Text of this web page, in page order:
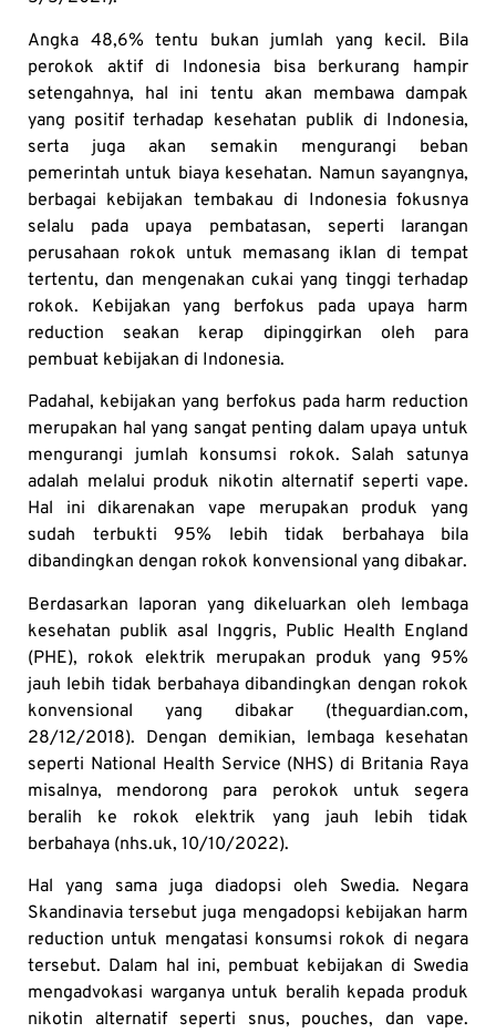
Angka 48,6% tentu bukan jumlah yang kecil. Bila
perokok aktif di Indonesia bisa berkurang hampir
setengahnya, hal ini tentu akan membawa dampak
yang positif terhadap kesehatan publik di Indonesia,
serta juga akan semakin mengurangi beban
pemerintah untuk biaya kesehatan. Namun sayangnya,
berbagai kebijakan tembakau di Indonesia fokusnya
selalu pada upaya pembatasan, seperti larangan
perusahaan rokok untuk memasang iklan di tempat
tertentu, dan mengenakan cukai yang tinggi terhadap
rokok. Kebijakan yang berfokus pada upaya harm
reduction seakan kerap dipinggirkan oleh para
pembuat kebijakan di Indonesia.
Padahal, kebijakan yang berfokus pada harm reduction
merupakan hal yang sangat penting dalam upaya untuk
mengurangi jumlah konsumsi rokok. Salah satunya
adalah melalui produk nikotin alternatif seperti vape.
Hal ini dikarenakan vape merupakan produk yang
sudah terbukti 95% lebih tidak berbahaya bila
dibandingkan dengan rokok konvensional yang dibakar.
Berdasarkan laporan yang dikeluarkan oleh lembaga
kesehatan publik asal Inggris, Public Health England
(PHE), rokok elektrik merupakan produk yang 95%
jauh lebih tidak berbahaya dibandingkan dengan rokok
konvensional yang dibakar (theguardian.com,
28/12/2018). Dengan demikian, lembaga kesehatan
seperti National Health Service (NHS) di Britania Raya
misalnya, mendorong para perokok untuk segera
beralih ke rokok elektrik yang jauh lebih tidak
berbahaya (nhs.uk, 10/10/2022).
Hal yang sama juga diadopsi oleh Swedia. Negara
Skandinavia tersebut juga mengadopsi kebijakan harm
reduction untuk mengatasi konsumsi rokok di negara
tersebut. Dalam hal ini, pembuat kebijakan di Swedia
mengadvokasi warganya untuk beralih kepada produk
nikotin alternatif seperti snus, pouches, dan vape.